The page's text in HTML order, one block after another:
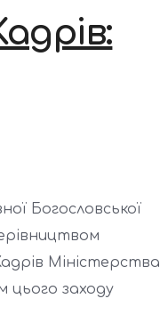
Богословської
Міністерства
цього заходу